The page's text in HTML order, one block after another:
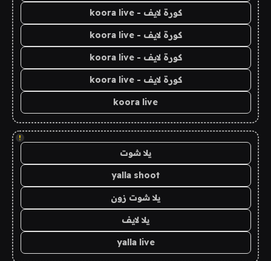
كورة لايف - koora live
كورة لايف - koora live
كورة لايف - koora live
كورة لايف - koora live
koora live
!
يلا شوت
yalla shoot
يلا شوت زون
يلا لايف
yalla live